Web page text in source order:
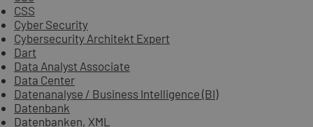
CSS
Cyber Security
Cybersecurity Architekt Expert
Dart
Data Analyst Associate
Data Center
Datenanalyse / Business Intelligence (BI)
Datenbank
Datenbanken, XML